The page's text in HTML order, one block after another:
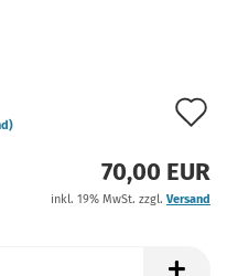
70,00 EUR
inkl. 19% MwSt. zzgl. Versand